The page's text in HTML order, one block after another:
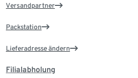
Versandpartner
Packstation
Lieferadresse ändern
Filialabholung